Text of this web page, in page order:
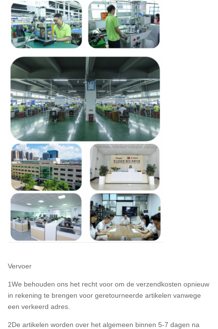
Vervoer
1We behouden ons het recht voor om de verzendkosten opnieuw
in rekening te brengen voor geretourneerde artikelen vanwege
een verkeerd adres.
2De artikelen worden over het algemeen binnen 5-7 dagen na